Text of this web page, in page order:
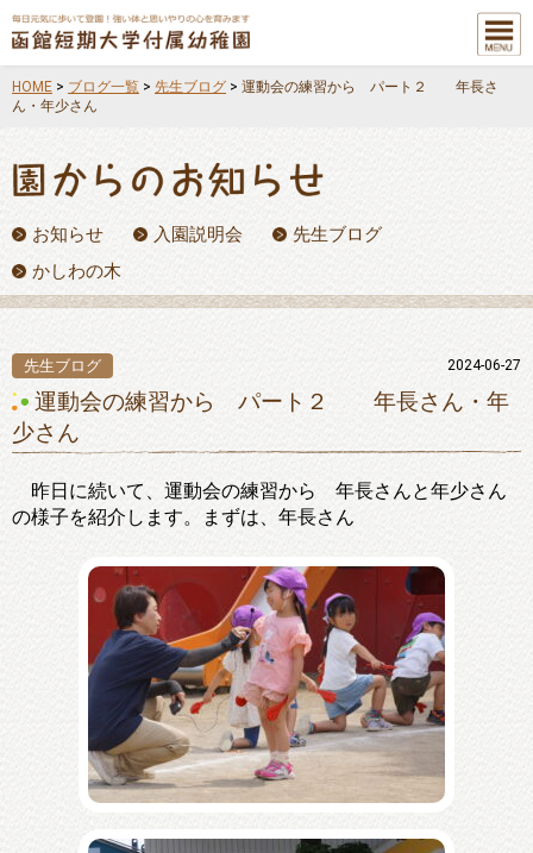
メニュ
ー
HOME > ブログ一覧 > 先生ブログ > 運動会の練習から パート２ 年長さ
ん・年少さん
お知らせ 入園説明会
先生ブログ
かしわの木
先生ブログ 2024-06-27
運動会の練習から パート２ 年長さん・年
少さん
昨日に続いて、運動会の練習から 年長さんと年少さん
の様子を紹介します。まずは、年長さん